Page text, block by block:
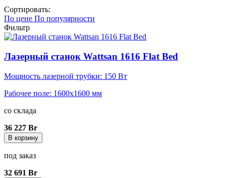
Сортировать:
По цене По популярности
Фильтр
Лазерный станок Wattsan 1616 Flat Bed
Мощность лазерной трубки: 150 Вт
Рабочее поле: 1600x1600 мм
со склада
36 227 Br
В корзину
под заказ
32 691 Br